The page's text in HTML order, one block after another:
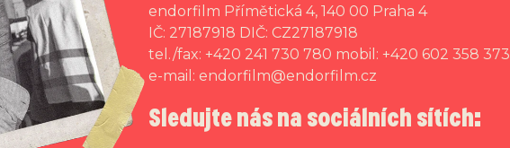
endorfilm Přímětická 4, 140 00 Praha 4
IČ: 27187918 DIČ: CZ27187918
tel./fax: +420 241 730 780 mobil: +420 602 358 373
e-mail: endorfilm@endorfilm.cz
Sledujte nás na sociálních sítích: